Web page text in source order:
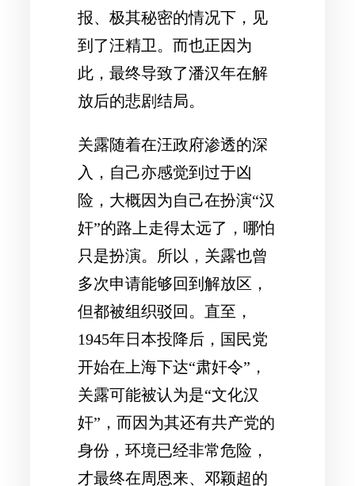
报、极其秘密的情况下，见
到了汪精卫。而也正因为
此，最终导致了潘汉年在解
放后的悲剧结局。
关露随着在汪政府渗透的深
入，自己亦感觉到过于凶
险，大概因为自己在扮演“汉
奸”的路上走得太远了，哪怕
只是扮演。所以，关露也曾
多次申请能够回到解放区，
但都被组织驳回。直至，
1945年日本投降后，国民党
开始在上海下达“肃奸令”，
关露可能被认为是“文化汉
奸”，而因为其还有共产党的
身份，环境已经非常危险，
才最终在周恩来、邓颖超的